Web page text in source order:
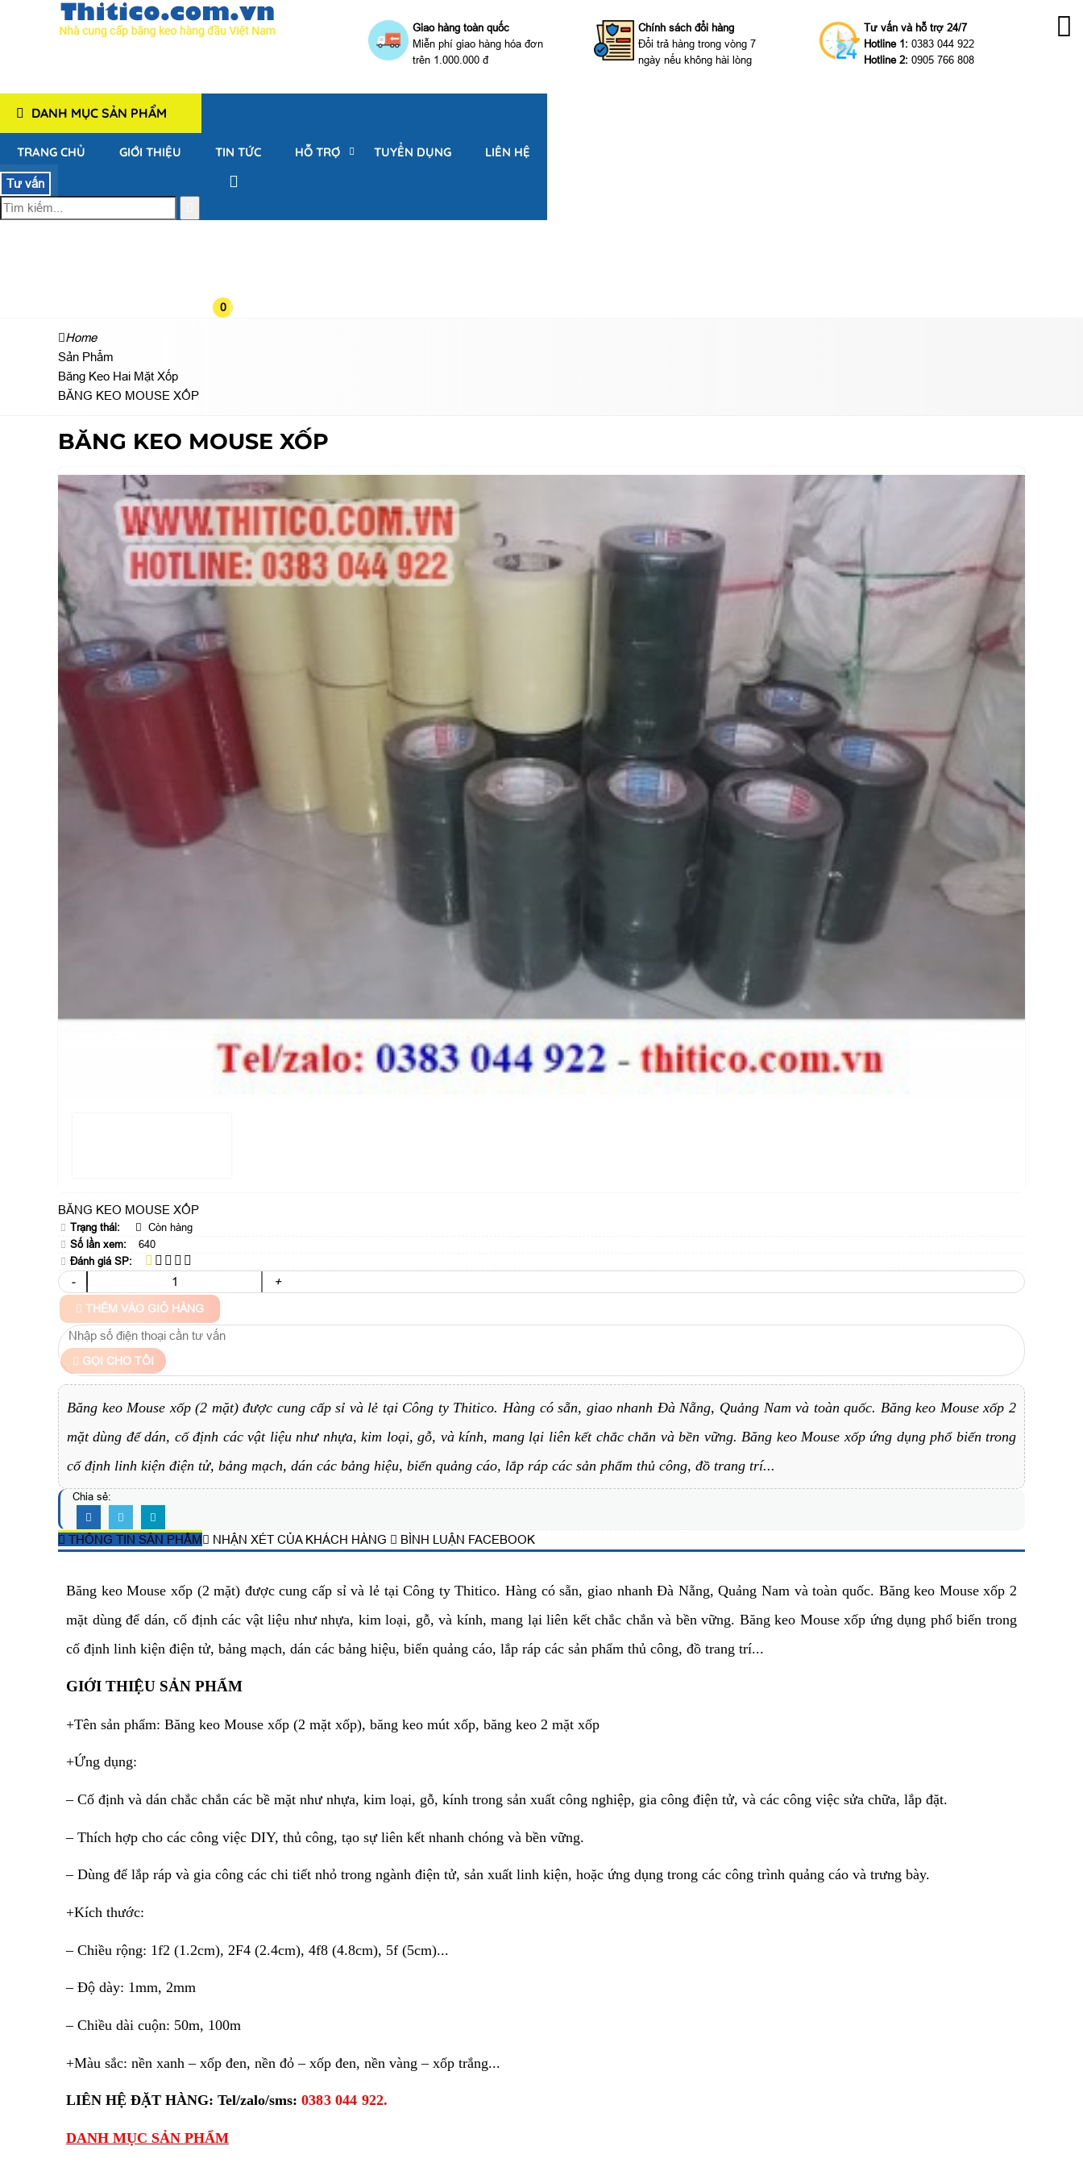
Giao hàng toàn quốc
Miễn phí giao hàng hóa đơn
trên 1.000.000 đ
Chính sách đổi hàng
Đổi trả hàng trong vòng 7
ngày nếu không hài lòng
Tư vấn và hỗ trợ 24/7
Hotline 1: 0383 044 922
Hotline 2:0905 766 808
DANH MỤC SẢN PHẨM
TRANG CHỦ GIỚI THIỆU TIN TỨC HỖ TRỢ TUYỂN DỤNG LIÊN HỆ
0
Tư vấn
Home
Sản Phẩm
Băng Keo Hai Mặt Xốp
BĂNG KEO MOUSE XỐP
BĂNG KEO MOUSE XỐP
BĂNG KEO MOUSE XỐP
Trạng thái:
Còn hàng
Số lần xem:
640
Đánh giá SP:
- +
THÊM VÀO GIỎ HÀNG
GỌI CHO TÔI
Băng keo Mouse xốp (2 mặt) được cung cấp sỉ và lẻ tại Công ty Thitico. Hàng có sẵn, giao nhanh Đà Nẵng, Quảng Nam và toàn quốc. Băng keo Mouse xốp 2
mặt dùng để dán, cố định các vật liệu như nhựa, kim loại, gỗ, và kính, mang lại liên kết chắc chắn và bền vững. Băng keo Mouse xốp ứng dụng phổ biến trong
cố định linh kiện điện tử, bảng mạch, dán các bảng hiệu, biển quảng cáo, lắp ráp các sản phẩm thủ công, đồ trang trí...
Chia sẻ:
THÔNG TIN SẢN PHẨM NHẬN XÉT CỦA KHÁCH HÀNG BÌNH LUẬN FACEBOOK
Băng keo Mouse xốp (2 mặt) được cung cấp sỉ và lẻ tại Công ty Thitico. Hàng có sẵn, giao nhanh Đà Nẵng, Quảng Nam và toàn quốc. Băng keo Mouse xốp 2
mặt dùng để dán, cố định các vật liệu như nhựa, kim loại, gỗ, và kính, mang lại liên kết chắc chắn và bền vững. Băng keo Mouse xốp ứng dụng phổ biến trong
cố định linh kiện điện tử, bảng mạch, dán các bảng hiệu, biển quảng cáo, lắp ráp các sản phẩm thủ công, đồ trang trí...
GIỚI THIỆU SẢN PHẨM
+Tên sản phẩm: Băng keo Mouse xốp (2 mặt xốp), băng keo mút xốp, băng keo 2 mặt xốp
+Ứng dụng:
– Cố định và dán chắc chắn các bề mặt như nhựa, kim loại, gỗ, kính trong sản xuất công nghiệp, gia công điện tử, và các công việc sửa chữa, lắp đặt.
– Thích hợp cho các công việc DIY, thủ công, tạo sự liên kết nhanh chóng và bền vững.
– Dùng để lắp ráp và gia công các chi tiết nhỏ trong ngành điện tử, sản xuất linh kiện, hoặc ứng dụng trong các công trình quảng cáo và trưng bày.
+Kích thước:
– Chiều rộng: 1f2 (1.2cm), 2F4 (2.4cm), 4f8 (4.8cm), 5f (5cm)...
– Độ dày: 1mm, 2mm
– Chiều dài cuộn: 50m, 100m
+Màu sắc: nền xanh – xốp đen, nền đỏ – xốp đen, nền vàng – xốp trắng...
LIÊN HỆ ĐẶT HÀNG: Tel/zalo/sms: 0383 044 922.
DANH MỤC SẢN PHẨM